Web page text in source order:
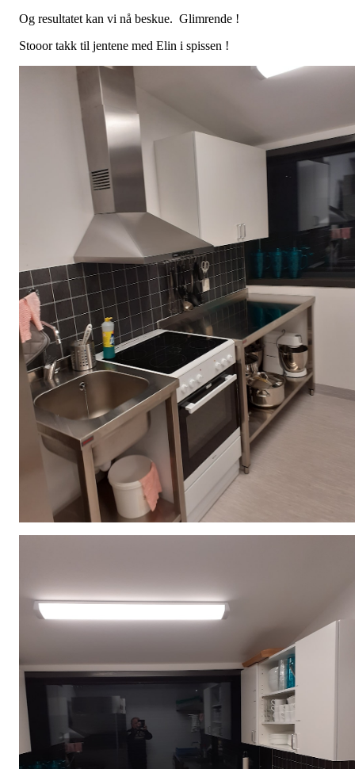
Og resultatet kan vi nå beskue. Glimrende !
Stooor takk til jentene med Elin i spissen !